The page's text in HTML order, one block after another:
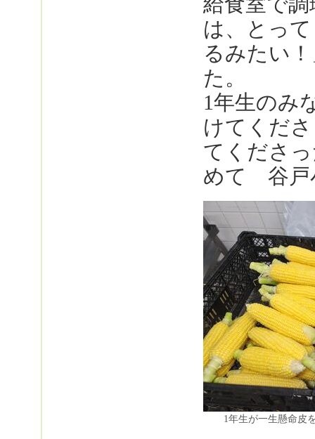
は、とっ
るみたい
た。
1年生のみ
けてくだ
てくださ
めて 谷戸
1年生が一生懸命皮